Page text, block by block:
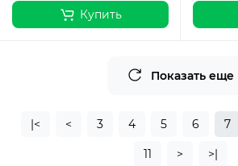
Купить
Показать еще
|< < 3 4 5 6 7
11 > >|